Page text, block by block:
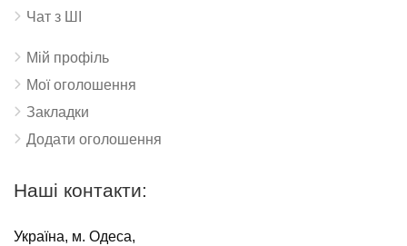
Чат з ШІ
Мій профіль
Мої оголошення
Закладки
Додати оголошення
Наші контакти:
Україна, м. Одеса,